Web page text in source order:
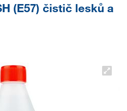
(E57) čistič lesků a